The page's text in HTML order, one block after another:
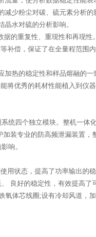
少粉尘对碳、硫元素分析的
水对硫的分析影响。
的重复性、重现性和再现性。
偿，保证了在全量程范围
热的稳定性和样品熔融的一
优秀的耗材性能植入到仪
四个独立模块。整机一体
装专业的防高频泄漏装置，
响。
状态，提高了功率输出的稳
好的稳定性，有效提高了
体芯线圈;设有冷却风道，